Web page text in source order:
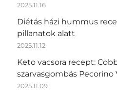
2025.11.16
Diétás házi hummus
pillanatok alatt
2025.11.12
Keto vacsora recept:
szarvasgombás
2025.11.09